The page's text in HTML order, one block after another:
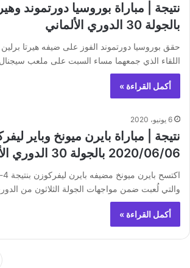
نتيجة | مباراة بوروسيا دورتموند
بالجولة 30 الدوري الألماني
اللقاء الذي جمعهما مساء السبت على ملعب سيجنال
أكمل القراءة »
6 يونيو، 2020
نتيجة | مباراة بايرن ميونخ وباير
2020/06/06 بالجولة 30 الدوري الألماني
والتي لُعبت ضمن مواجهات الجولة الثلاثون من
أكمل القراءة »